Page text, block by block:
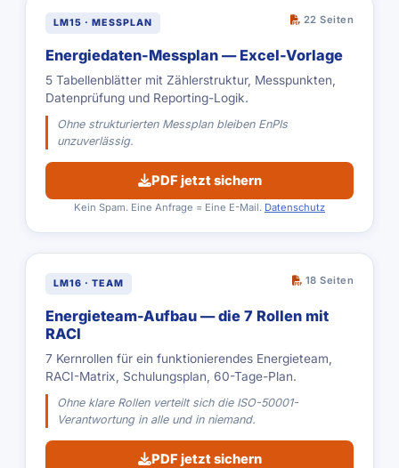
LM15 · MESSPLAN 22 Seiten
Energiedaten-Messplan — Excel-Vorlage
5 Tabellenblätter mit Zählerstruktur, Messpunkten,
Datenprüfung und Reporting-Logik.
Ohne strukturierten Messplan bleiben EnPIs
unzuverlässig.
PDF jetzt sichern
Kein Spam. Eine Anfrage = Eine E-Mail. Datenschutz
LM16 · TEAM 18 Seiten
Energieteam-Aufbau — die 7 Rollen mit
RACI
7 Kernrollen für ein funktionierendes Energieteam,
RACI-Matrix, Schulungsplan, 60-Tage-Plan.
Ohne klare Rollen verteilt sich die ISO-50001-
Verantwortung in alle und in niemand.
PDF jetzt sichern